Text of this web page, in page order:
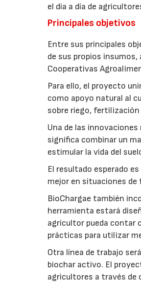
el día a día de
Principales objetivos
Entre sus principales
de sus propios
Cooperativas
Para ello, el proyecto
como apoyo natural al
sobre riego,
Una de las
significa combinar un
estimular la vida del
El resultado esperado
mejor en situaciones de
BioChargae también
herramienta estará
agricultor pueda contar
prácticas para utilizar
Otra línea de trabajo
biochar activo. El
agricultores a través de